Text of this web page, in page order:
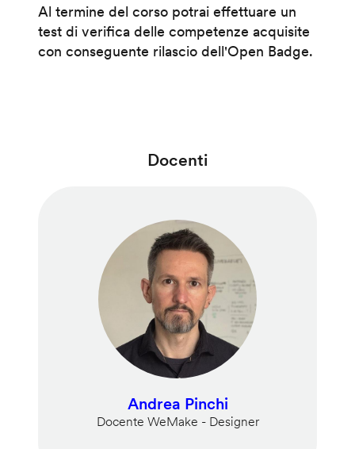
Al termine del corso potrai effettuare un
test di verifica delle competenze acquisite
con conseguente rilascio dell'Open Badge.
Docenti
Andrea Pinchi
Docente WeMake - Designer